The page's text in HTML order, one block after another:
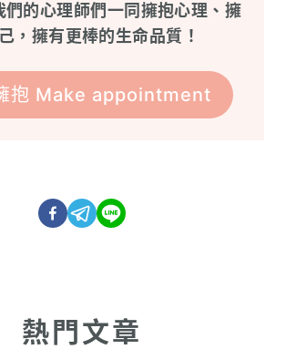
們的心理師們一同擁抱心理、擁
，擁有更棒的生命品質！
抱 Make appointment
熱門文章